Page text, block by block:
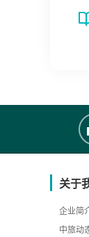
关于
企业简
中旅动